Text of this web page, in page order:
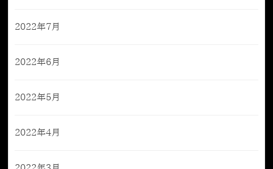
2022年7月
2022年6月
2022年5月
2022年4月